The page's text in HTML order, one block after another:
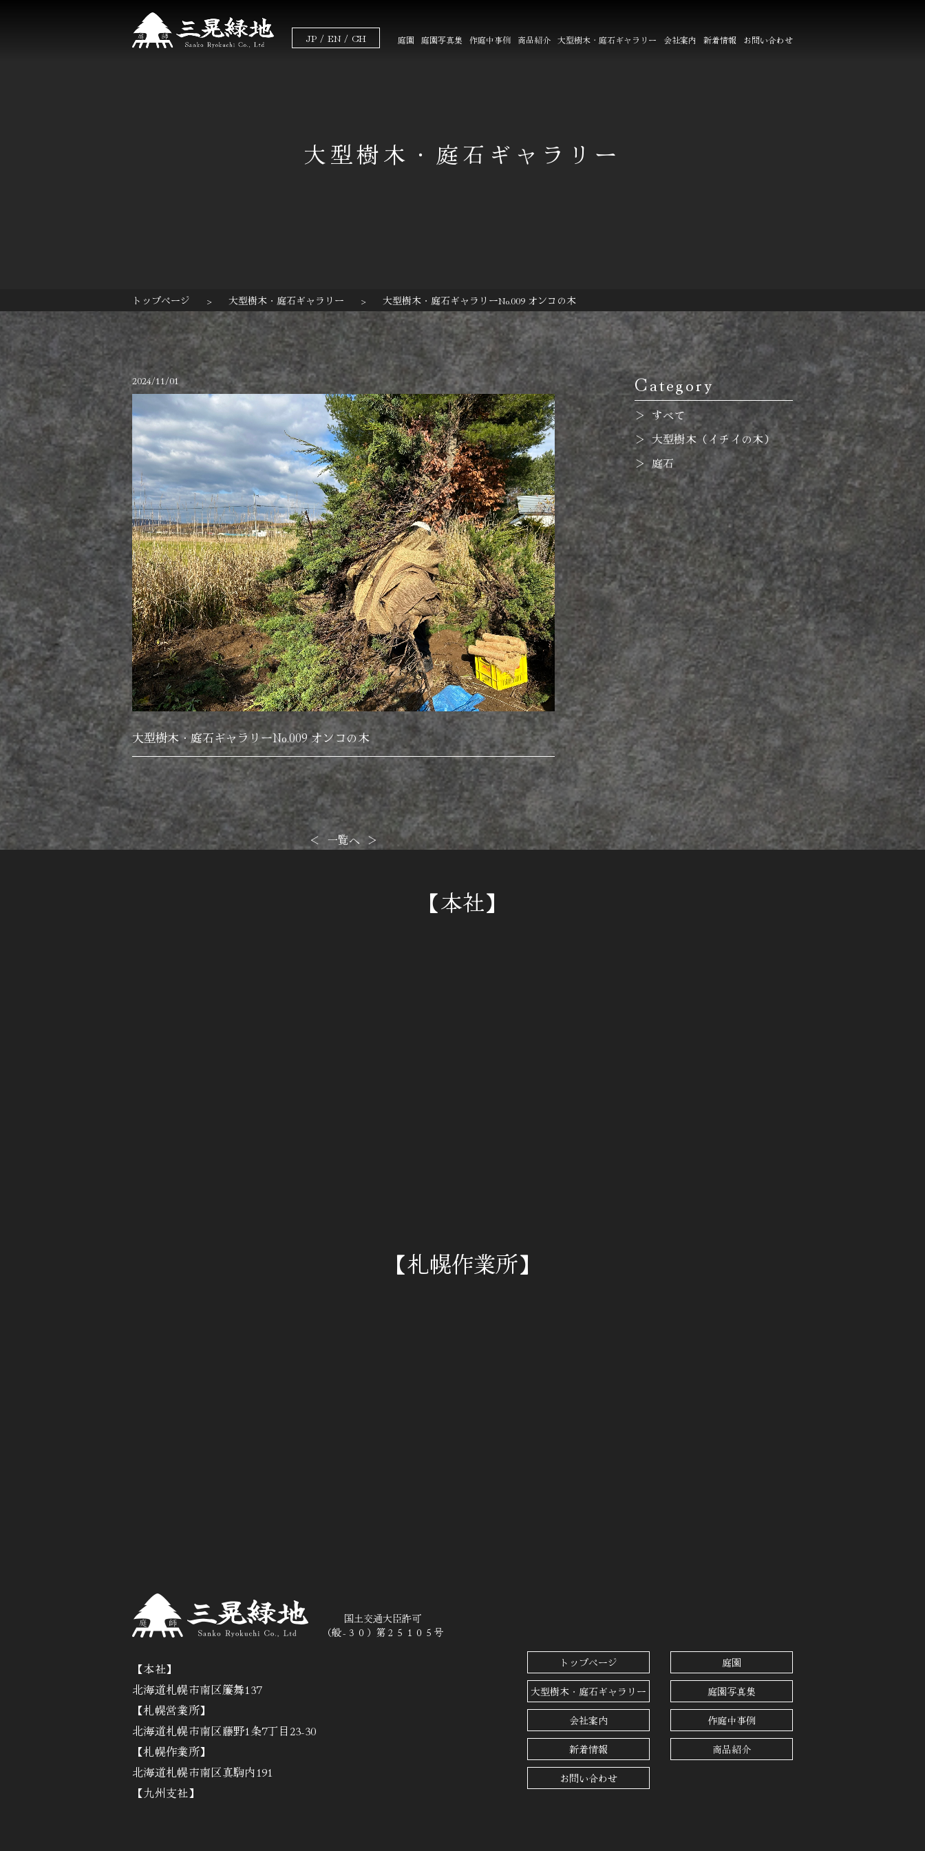
JP EN CH 庭園 庭園写真集 作庭中事例 商品紹介 大型樹木・庭石ギャラリー 会社案内 新着情報 お問い合わせ
大型樹木・庭石ギャラリー
トップページ > 大型樹木・庭石ギャラリー > 大型樹木・庭石ギャラリーNo.009 オンコの木
2024/11/01
大型樹木・庭石ギャラリーNo.009 オンコの木
＜ 一覧へ ＞
Category
すべて
大型樹木（イチイの木）
庭石
【本社】
【札幌作業所】
国土交通大臣許可
（般‐３０）第２５１０５号
【本社】
北海道札幌市南区簾舞137
【札幌営業所】
北海道札幌市南区藤野1条7丁目23-30
【札幌作業所】
北海道札幌市南区真駒内191
【九州支社】
トップページ 庭園
大型樹木・庭石ギャラリー 庭園写真集
会社案内 作庭中事例
新着情報 商品紹介
お問い合わせ